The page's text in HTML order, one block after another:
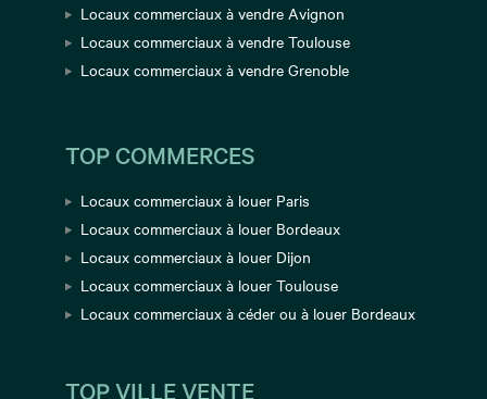
Locaux commerciaux à vendre Avignon
Locaux commerciaux à vendre Toulouse
Locaux commerciaux à vendre Grenoble
TOP COMMERCES
Locaux commerciaux à louer Paris
Locaux commerciaux à louer Bordeaux
Locaux commerciaux à louer Dijon
Locaux commerciaux à louer Toulouse
Locaux commerciaux à céder ou à louer Bordeaux
TOP VILLE VENTE